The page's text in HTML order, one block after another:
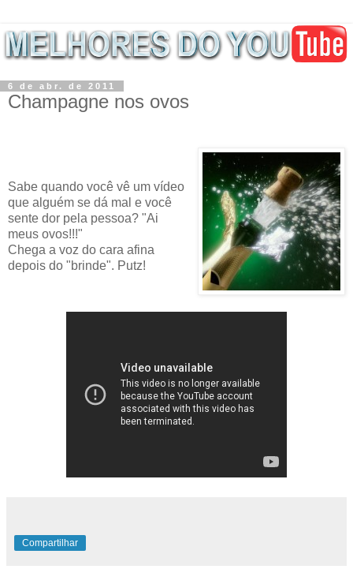
6 de abr. de 2011
Champagne nos ovos
Sabe quando você vê um vídeo
que alguém se dá mal e você
sente dor pela pessoa? "Ai
meus ovos!!!"
Chega a voz do cara afina
depois do "brinde". Putz!
Compartilhar